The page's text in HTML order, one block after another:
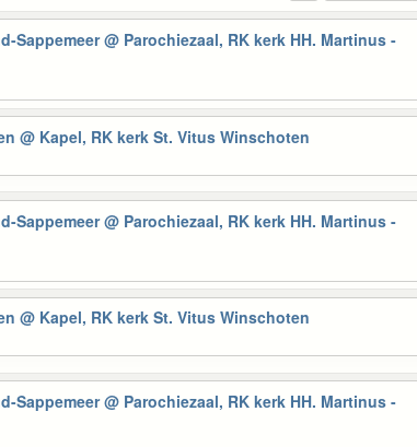
Sappemeer@ Parochiezaal, RK kerk HH. Martinus -
@ Kapel, RK kerk St. Vitus Winschoten
Sappemeer@ Parochiezaal, RK kerk HH. Martinus -
@ Kapel, RK kerk St. Vitus Winschoten
Sappemeer@ Parochiezaal, RK kerk HH. Martinus -